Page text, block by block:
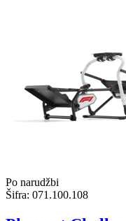
Po narudžbi
Šifra: 071.100.108